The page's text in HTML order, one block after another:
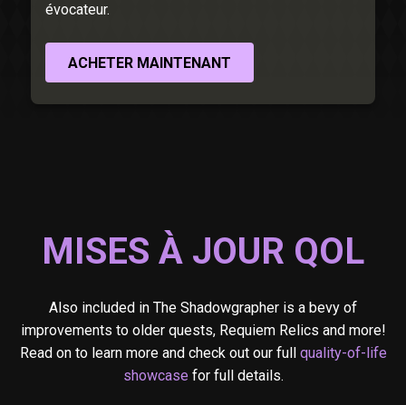
évocateur.
ACHETER MAINTENANT
MISES À JOUR QOL
Also included in The Shadowgrapher is a bevy of
improvements to older quests, Requiem Relics and more!
Read on to learn more and check out our full quality-of-life
showcasefor full details.